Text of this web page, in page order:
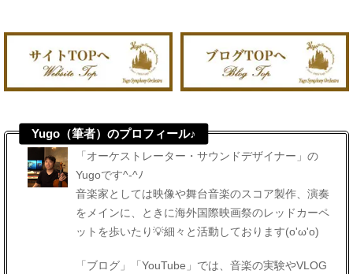
Yugo（筆者）のプロフィール♪
「オーケストレーター・サウンドデザイナー」の
Yugoです^-^ﾉ
音楽家としては映像や舞台音楽のスコア製作、演奏
をメインに、ときに海外国際映画祭のレッドカーペ
ットを歩いたり💡細々と活動しております(o'ω'o)
「ブログ」「YouTube」では、音楽の実験やVLOG